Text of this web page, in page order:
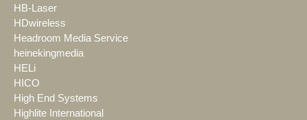
HB-Laser
HDwireless
Headroom Media Service
heinekingmedia
HELi
HICO
High End Systems
Highlite International